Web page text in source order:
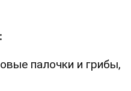
палочки и грибы,